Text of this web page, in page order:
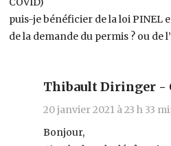
puis-je bénéficier de la loi PINEL
de la demande du permis ? ou de
Thibault Diringer -
20 janvier 2021 à 23 h 33
Bonjour,